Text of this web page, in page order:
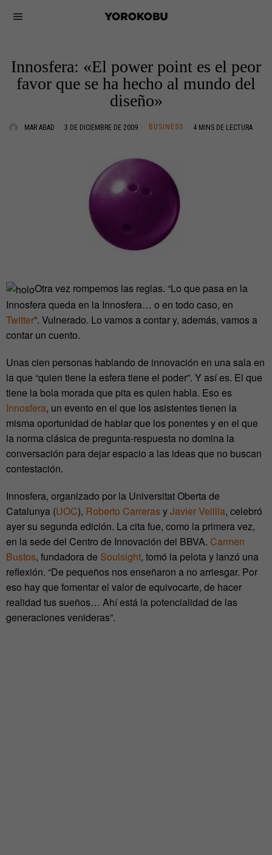
Innosfera: «El power point es el peor
favor que se ha hecho al mundo del
diseño»
MAR ABAD 3 DE DICIEMBRE DE 2009 BUSINESS 4 MINS DE LECTURA
Otra vez rompemos las reglas. “Lo que pasa en la
Innosfera queda en la Innosfera… o en todo caso, en
Twitter”. Vulnerado. Lo vamos a contar y, además, vamos a
contar un cuento.
Unas cien personas hablando de innovación en una sala en
la que “quien tiene la esfera tiene el poder”. Y así es. El que
tiene la bola morada que pita es quien habla. Eso es
Innosfera, un evento en el que los asistentes tienen la
misma oportunidad de hablar que los ponentes y en el que
la norma clásica de pregunta-respuesta no domina la
conversación para dejar espacio a las ideas que no buscan
contestación.
Innosfera, organizado por la Universitat Oberta de
Catalunya (UOC), Roberto CarrerasyJavier Velilla, celebró
ayer su segunda edición. La cita fue, como la primera vez,
en la sede del Centro de Innovación del BBVA. Carmen
Bustos, fundadora de Soulsight, tomó la pelota y lanzó una
reflexión. “De pequeños nos enseñaron a no arriesgar. Por
eso hay que fomentar el valor de equivocarte, de hacer
realidad tus sueños… Ahí está la potencialidad de las
generaciones venideras”.